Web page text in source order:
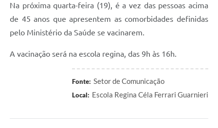
Na próxima quarta-feira (19), é a vez das pessoas acima
de 45 anos que apresentem as comorbidades definidas
pelo Ministério da Saúde se vacinarem.
A vacinação será na escola regina, das 9h às 16h.
Fonte: Setor de Comunicação
Local: Escola Regina Céla Ferrari Guarnieri